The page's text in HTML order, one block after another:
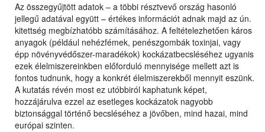
Az összegyűjtött adatok – a többi résztvevő ország hasonló
jellegű adatával együtt – értékes információt adnak majd az ún.
kitettség megbízhatóbb számításához. A feltételezhetően káros
anyagok (például nehézfémek, penészgombák toxinjai, vagy
épp növényvédőszer-maradékok) kockázatbecsléséhez ugyanis
ezek élelmiszereinkben előforduló mennyisége mellett azt is
fontos tudnunk, hogy a konkrét élelmiszerekből mennyit eszünk.
A kutatás révén most ez utóbbiról kaphatunk képet,
hozzájárulva ezzel az esetleges kockázatok nagyobb
biztonsággal történő becsléséhez a jövőben, mind hazai, mind
európai szinten.